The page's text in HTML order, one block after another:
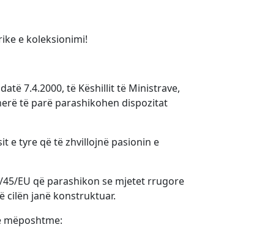
e koleksionimi!
7.4.2000, të Këshillit të Ministrave,
të parë parashikohen dispozitat
e tyre që të zhvillojnë pasionin e
EU që parashikon se mjetet rrugore
cilën janë konstruktuar.